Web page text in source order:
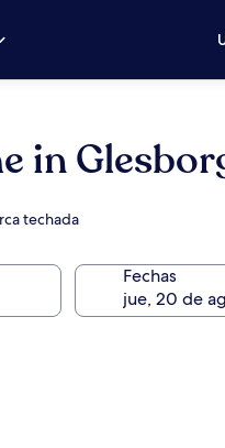
in
techada
Fechas